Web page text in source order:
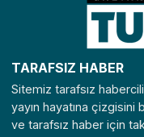
TARAFSIZ HABER
Sitemiz tarafsız
yayın hayatına
ve tarafsız haber için